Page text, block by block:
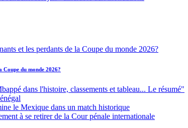
Coupe du monde 2026?
dans l'histoire, classements et tableau... Le résumé"
le Mexique dans un match historique
à se retirer de la Cour pénale internationale